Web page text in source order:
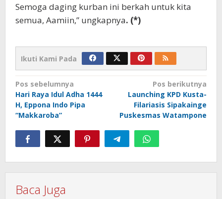
Semoga daging kurban ini berkah untuk kita
semua, Aamiin,” ungkapnya. (*)
Ikuti Kami Pada
Navigasi
pos
Pos sebelumnya
Hari Raya Idul Adha 1444
H, Eppona Indo Pipa
“Makkaroba”
Pos berikutnya
Launching KPD Kusta-
Filariasis Sipakainge
Puskesmas Watampone
Baca Juga